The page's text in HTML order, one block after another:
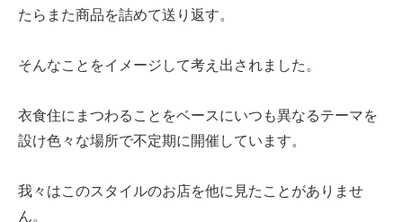
たらまた商品を詰めて送り返す。
そんなことをイメージして考え出されました。
衣食住にまつわることをベースにいつも異なるテーマを
設け色々な場所で不定期に開催しています。
我々はこのスタイルのお店を他に見たことがありませ
ん。